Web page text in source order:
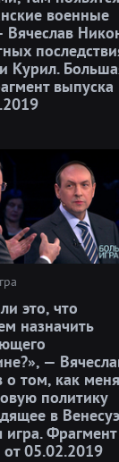
военные
Вячеслав
Курил.
выпуска
это, что
назначить
—
о том, как
политику
в
игра. Фрагмент
от 05.02.2019